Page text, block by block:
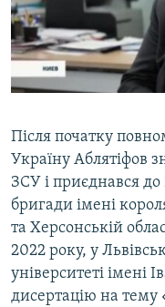
Після початку
Україну Аблятіфов
ЗСУ і приєднався до
бригади імені
та Херсонській
2022 року, у
університеті імені
дисертацію на тему